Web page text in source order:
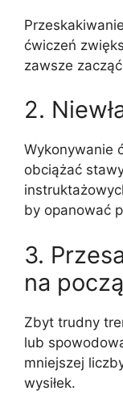
ćwiczeń
zawsze
2.
Wykonywanie
obciążać
by opanować
3.
na
Zbyt trudny
lub
mniejszej
wysiłek.